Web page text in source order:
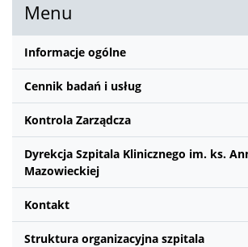
Menu
Informacje ogólne
Cennik badań i usług
Kontrola Zarządcza
Dyrekcja Szpitala Klinicznego im. ks.
Mazowieckiej
Kontakt
Struktura organizacyjna szpitala